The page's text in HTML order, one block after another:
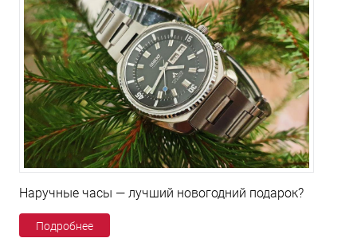
Наручные часы — лучший новогодний подарок?
Подробнее